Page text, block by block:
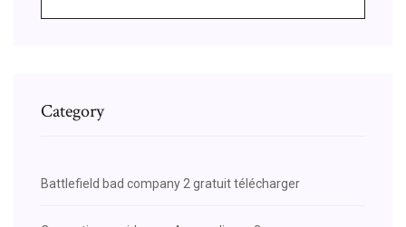
Category
Battlefield bad company 2 gratuit télécharger